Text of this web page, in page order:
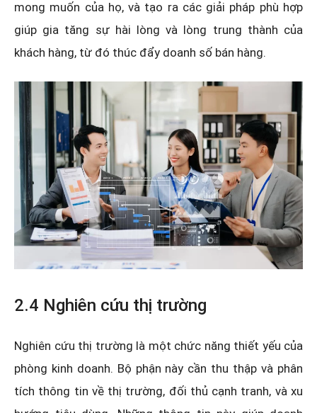
mong muốn của họ, và tạo ra các giải pháp phù hợp
giúp gia tăng sự hài lòng và lòng trung thành của
khách hàng, từ đó thúc đẩy doanh số bán hàng.
2.4 Nghiên cứu thị trường
Nghiên cứu thị trường là một chức năng thiết yếu của
phòng kinh doanh. Bộ phận này cần thu thập và phân
tích thông tin về thị trường, đối thủ cạnh tranh, và xu